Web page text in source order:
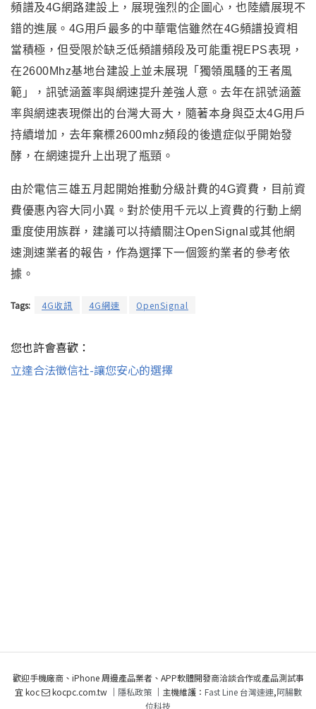
頻譜及4G網路建設上，展現強烈的企圖心，也陸續展現不
錯的進展。4G用戶最多的中華電信雖然在4G頻譜投資相
當積極，但受限於缺乏低頻譜頻段及可能重視EPS表現，
在2600Mhz基地台建設上並未展現「獨領風騷的王者風
範」，訊號涵蓋率與網速提升差強人意。去年在訊號涵蓋
率與網速表現傑出的台灣大哥大，隨著本身與亞太4G用戶
持續增加，去年棄標2600mhz頻段的後遺症似乎開始發
酵，在網速提升上出現了瓶頸。
由於電信三雄五月起開始推動分級計費的4G資費 ， 目前資
費優惠內容大同小異。對於使用千元以上資費的行動上網
重度使用族群 ， 建議可以持續關注OpenSignal或其他網
速測速業者的報告 ， 作為選擇下一個簽約業者的參考依
據。
Tags: 4G收訊 4G網速 OpenSignal
您也許會喜歡：
立達合法徵信社-讓您安心的選擇
歡迎手機廠商、iPhone 周邊產品業者、APP軟體開發商洽談合作或產品測試事
宜 koc
kocpc.com.tw ｜ 隱私政策｜主機維護： Fast Line 台灣速連,阿腸數
位科技